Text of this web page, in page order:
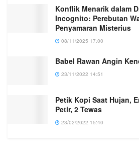
Konflik Menarik dalam
Incognito: Perebutan
Penyamaran Misterius
08/11/2025 17:00
Babel Rawan Angin
23/11/2022 14:51
Petik Kopi Saat Hujan,
Petir, 2 Tewas
23/02/2022 15:40